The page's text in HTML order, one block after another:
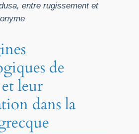
entre rugissement et
de
leur
dans la